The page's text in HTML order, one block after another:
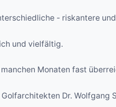
- riskantere
und vielfältig.
Monaten fast
Dr. Wolfgang